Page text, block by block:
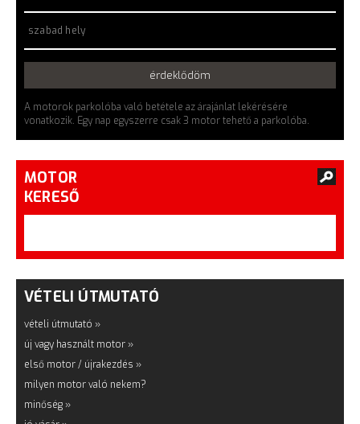
szabad hely
érdeklődöm
A motorok parkolóba való betétele az árajánlat lekérésére
vonatkozik. Egy nap egyszerre csak 3 motor tehető a parkolóba.
MOTOR
KERESŐ
VÉTELI ÚTMUTATÓ
vételi útmutató »
új vagy használt motor »
első motor / újrakezdés »
milyen motor való nekem?
minőség »